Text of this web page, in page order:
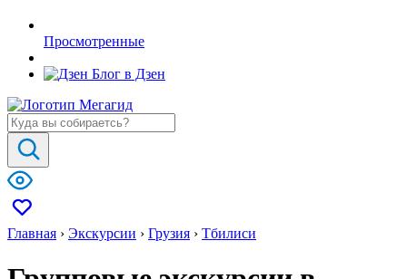
Просмотренные
Блог в Дзен
Главная › Экскурсии › Грузия › Тбилиси